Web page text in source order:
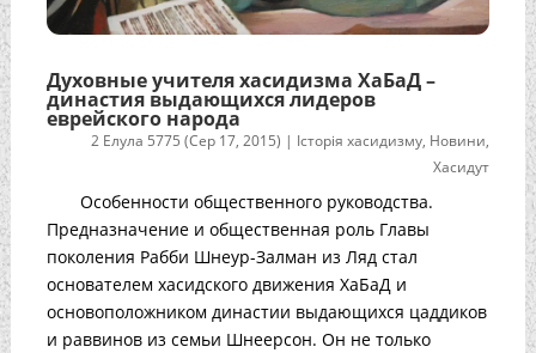
Духовные учителя хасидизма ХаБаД –
династия выдающихся лидеров
еврейского народа
2 Елула 5775 (Сер 17, 2015) | Історія хасидизму, Новини,
Хасидут
Особенности общественного руководства.
Предназначение и общественная роль Главы
поколения Рабби Шнеур-Залман из Ляд стал
основателем хасидского движения ХаБаД и
основоположником династии выдающихся цаддиков
и раввинов из семьи Шнеерсон. Он не только